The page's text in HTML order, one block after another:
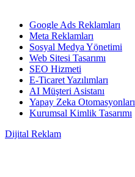
Google Ads Reklamları
Meta Reklamları
Sosyal Medya Yönetimi
Web Sitesi Tasarımı
SEO Hizmeti
E-Ticaret Yazılımları
AI Müşteri Asistanı
Yapay Zeka Otomasyonları
Kurumsal Kimlik Tasarımı
Dijital Reklam